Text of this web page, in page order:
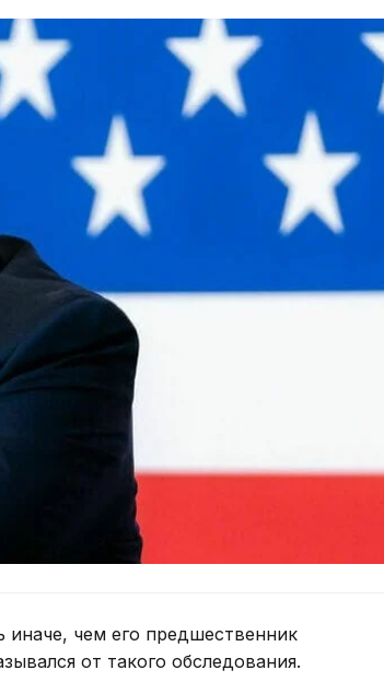
иначе, чем его предшественник
от такого обследования.